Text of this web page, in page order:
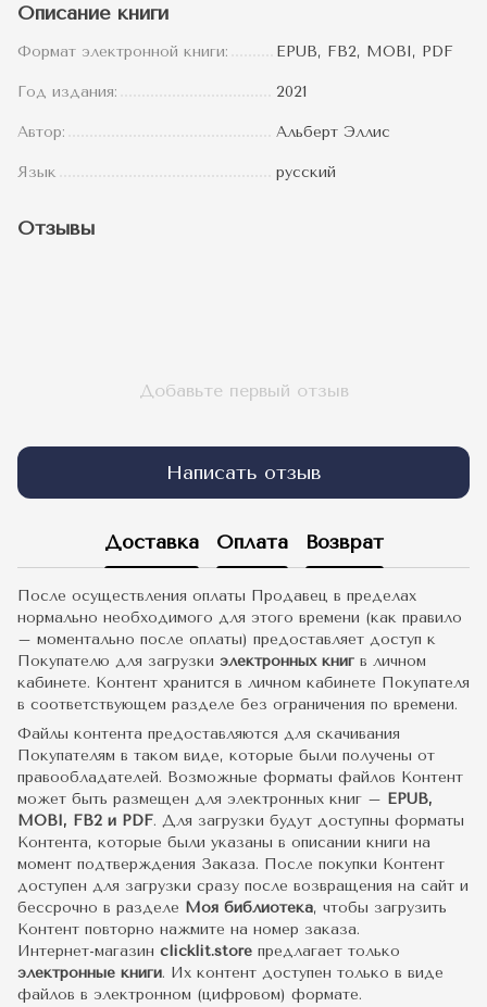
Описание книги
Формат электронной книги: EPUB, FB2, MOBI, PDF
Год издания: 2021
Автор: Альберт Эллис
Язык русский
Отзывы
Добавьте первый отзыв
Написать отзыв
Доставка Оплата Возврат
После осуществления оплаты Продавец в пределах
нормально необходимого для этого времени (как правило
– моментально после оплаты) предоставляет доступ к
Покупателю для загрузки электронных книг в личном
кабинете. Контент хранится в личном кабинете Покупателя
в соответствующем разделе без ограничения по времени.
Файлы контента предоставляются для скачивания
Покупателям в таком виде, которые были получены от
правообладателей. Возможные форматы файлов Контент
может быть размещен для электронных книг – EPUB,
MOBI, FB2 и PDF. Для загрузки будут доступны форматы
Контента, которые были указаны в описании книги на
момент подтверждения Заказа. После покупки Контент
доступен для загрузки сразу после возвращения на сайт и
бессрочно в разделе Моя библиотека, чтобы загрузить
Контент повторно нажмите на номер заказа.
Интернет-магазин clicklit.store предлагает только
электронные книги. Их контент доступен только в виде
файлов в электронном (цифровом) формате.